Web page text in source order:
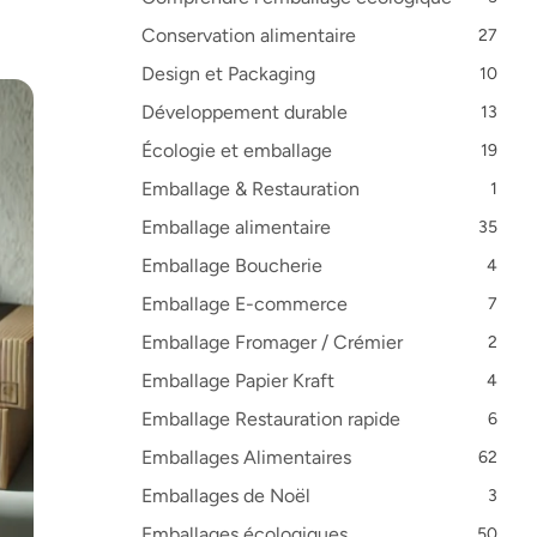
Conservation alimentaire 27
Design et Packaging 10
Développement durable 13
Écologie et emballage 19
Emballage & Restauration 1
Emballage alimentaire 35
Emballage Boucherie 4
Emballage E-commerce 7
Emballage Fromager / Crémier 2
Emballage Papier Kraft 4
Emballage Restauration rapide 6
Emballages Alimentaires 62
Emballages de Noël 3